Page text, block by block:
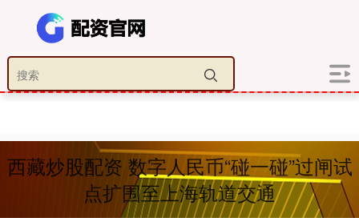
西藏炒股配资 数字人民币“碰一碰”过闸试
点扩围至上海轨道交通